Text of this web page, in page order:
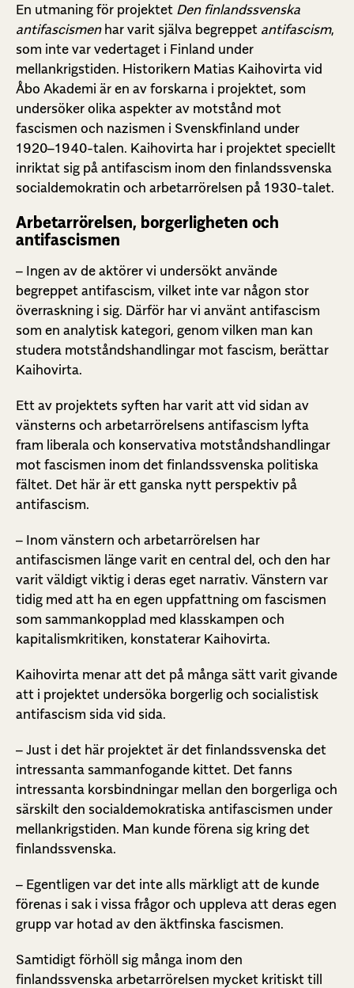
En utmaning för projektet Den finlandssvenska
antifascismenhar varit själva begreppet antifascism,
som inte var vedertaget i Finland under
mellankrigstiden. Historikern Matias Kaihovirta vid
Åbo Akademi är en av forskarna i projektet, som
undersöker olika aspekter av motstånd mot
fascismen och nazismen i Svenskfinland under
1920–1940-talen. Kaihovirta har i projektet speciellt
inriktat sig på antifascism inom den finlandssvenska
socialdemokratin och arbetarrörelsen på 1930-talet.
Arbetarrörelsen, borgerligheten och
antifascismen
– Ingen av de aktörer vi undersökt använde
begreppet antifascism, vilket inte var någon stor
överraskning i sig. Därför har vi använt antifascism
som en analytisk kategori, genom vilken man kan
studera motståndshandlingar mot fascism, berättar
Kaihovirta.
Ett av projektets syften har varit att vid sidan av
vänsterns och arbetarrörelsens antifascism lyfta
fram liberala och konservativa motståndshandlingar
mot fascismen inom det finlandssvenska politiska
fältet. Det här är ett ganska nytt perspektiv på
antifascism.
– Inom vänstern och arbetarrörelsen har
antifascismen länge varit en central del, och den har
varit väldigt viktig i deras eget narrativ. Vänstern var
tidig med att ha en egen uppfattning om fascismen
som sammankopplad med klasskampen och
kapitalismkritiken, konstaterar Kaihovirta.
Kaihovirta menar att det på många sätt varit givande
att i projektet undersöka borgerlig och socialistisk
antifascism sida vid sida.
– Just i det här projektet är det finlandssvenska det
intressanta sammanfogande kittet. Det fanns
intressanta korsbindningar mellan den borgerliga och
särskilt den socialdemokratiska antifascismen under
mellankrigstiden. Man kunde förena sig kring det
finlandssvenska.
– Egentligen var det inte alls märkligt att de kunde
förenas i sak i vissa frågor och uppleva att deras egen
grupp var hotad av den äktfinska fascismen.
Samtidigt förhöll sig många inom den
finlandssvenska arbetarrörelsen mycket kritiskt till